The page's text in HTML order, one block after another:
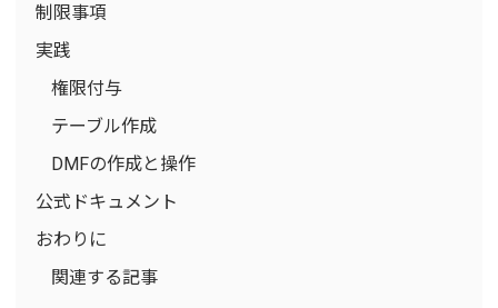
制限事項
実践
権限付与
テーブル作成
DMFの作成と操作
公式ドキュメント
おわりに
関連する記事